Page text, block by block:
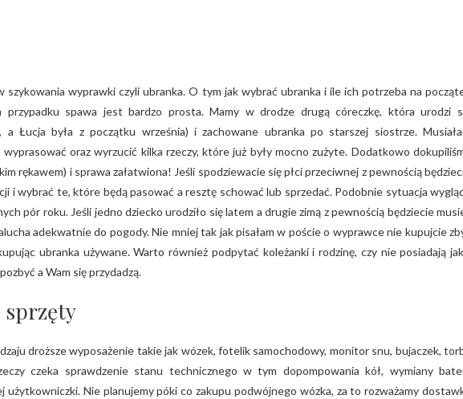
szykowania wyprawki czyli ubranka. O tym jak wybrać ubranka i ile ich potrzeba na
przypadku spawa jest bardzo prosta. Mamy w drodze drugą córeczkę, która urodzi
Łucja była z początku września) i zachowane ubranka po starszej siostrze.
oraz wyrzucić kilka rzeczy, które już były mocno zużyte. Dodatkowo
rękawem) i sprawa załatwiona! Jeśli spodziewacie się płci przeciwnej z pewnością
i wybrać te, które będą pasować a resztę schować lub sprzedać. Podobnie sytuacja
pór roku. Jeśli jedno dziecko urodziło się latem a drugie zimą z pewnością będziecie
adekwatnie do pogody. Nie mniej tak jak pisałam w poście o wyprawce nie kupujcie
ubranka używane. Warto również podpytać koleżanki i rodzinę, czy nie posiadają
a Wam się przydadzą.
sprzęty
droższe wyposażenie takie jak wózek, fotelik samochodowy, monitor snu, bujaczek,
czeka sprawdzenie stanu technicznego w tym dopompowania kół, wymiany
użytkowniczki. Nie planujemy póki co zakupu podwójnego wózka, za to rozważamy